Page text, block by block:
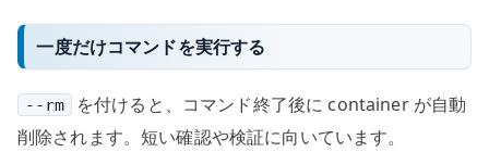
一度だけコマンドを実行する
--rm
を付けると、コマンド終了後に container が自動
削除されます。短い確認や検証に向いています。